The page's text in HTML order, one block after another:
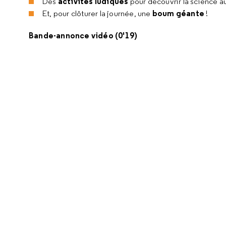
Et, pour clôturer la journée, une boum géante !
Bande-annonce vidéo (0'19)